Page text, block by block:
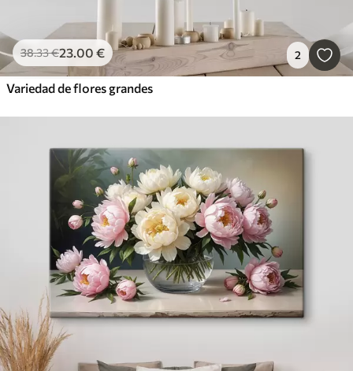
38.33€23.00 € 2
Variedad de flores grandes